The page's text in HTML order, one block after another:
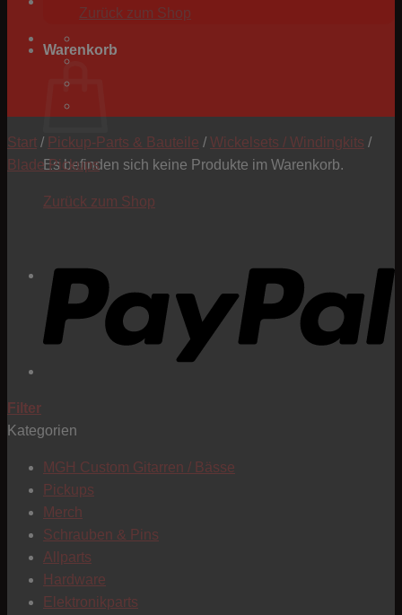
Zurück zum Shop
Warenkorb
Es befinden sich keine Produkte im Warenkorb.
Zurück zum Shop
Start / Pickup-Parts & Bauteile / Wickelsets / Windingkits /
Blade Pickups
Filter
Kategorien
MGH Custom Gitarren / Bässe
Pickups
Merch
Schrauben & Pins
Allparts
Hardware
Elektronikparts